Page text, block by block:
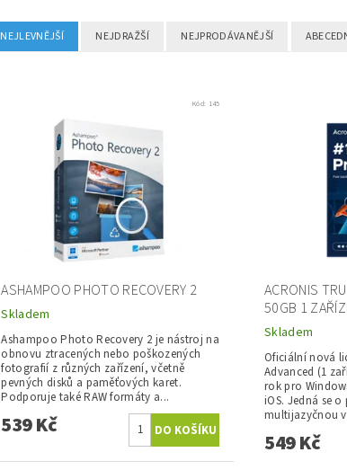
NEJLEVNĚJŠÍ NEJDRAŽŠÍ NEJPRODÁVANĚJŠÍ
Kód: 145
ASHAMPOO PHOTO RECOVERY 2
Skladem
Ashampoo Photo Recovery 2 je nástroj na
obnovu ztracených nebo poškozených
fotografií z různých zařízení, včetně
pevných disků a paměťových karet.
Podporuje také RAW formáty a...
539 Kč
ACRONIS
50GB 1
Skladem
Oficiální nová
Advanced (1
rok pro
iOS. Jedná se
multijazyčnou
549 Kč